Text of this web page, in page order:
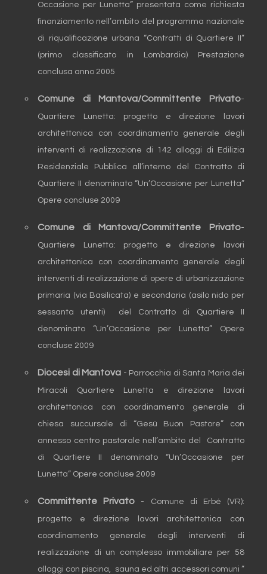
Occasione per Lunetta” presentata come richiesta
finanziamento nell’ambito del programma nazionale
di riqualificazione urbana “Contratti di Quartiere II”
(primo classificato in Lombardia) Prestazione
conclusa anno 2005
Comune di Mantova/Committente Privato-
Quartiere Lunetta: progetto e direzione lavori
architettonica con coordinamento generale degli
interventi di realizzazione di 142 alloggi di Edilizia
Residenziale Pubblica all’interno del Contratto di
Quartiere II denominato “Un’Occasione per Lunetta”
Opere concluse 2009
Comune di Mantova/Committente Privato-
Quartiere Lunetta: progetto e direzione lavori
architettonica con coordinamento generale degli
interventi di realizzazione di opere di urbanizzazione
primaria (via Basilicata) e secondaria (asilo nido per
sessanta utenti) del Contratto di Quartiere II
denominato “Un’Occasione per Lunetta” Opere
concluse 2009
Diocesi di Mantova - Parrocchia di Santa Maria dei
Miracoli Quartiere Lunetta e direzione lavori
architettonica con coordinamento generale di
chiesa succursale di “Gesù Buon Pastore” con
annesso centro pastorale nell’ambito del Contratto
di Quartiere II denominato “Un’Occasione per
Lunetta” Opere concluse 2009
Committente Privato - Comune di Erbé (VR):
progetto e direzione lavori architettonica con
coordinamento generale degli interventi di
realizzazione di un complesso immobiliare per 58
alloggi con piscina, sauna ed altri accessori comuni ”